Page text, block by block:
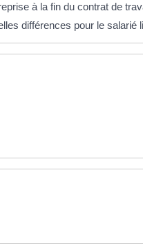
à la fin du contrat de
différences pour le salarié